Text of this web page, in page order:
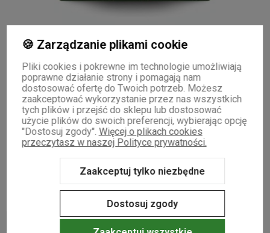
KARTA PODARUNKOWA
realizacja natychmiastowa
50,00 zł
Do koszyka
#prezent na szybko
🍪 Zarządzanie plikami cookie
Pliki cookies i pokrewne im technologie umożliwiają
poprawne działanie strony i pomagają nam
dostosować ofertę do Twoich potrzeb. Możesz
zaakceptować wykorzystanie przez nas wszystkich
tych plików i przejść do sklepu lub dostosować
użycie plików do swoich preferencji, wybierając opcję
"Dostosuj zgody". Więcej o plikach cookies
przeczytasz w naszej Polityce prywatności.
Zaakceptuj tylko niezbędne
Dostosuj zgody